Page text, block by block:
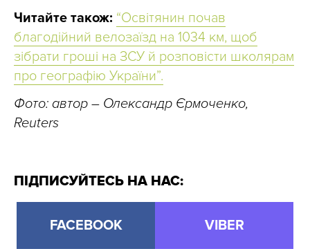
Читайте також: “Освітянин почав
благодійний велозаїзд на 1034 км, щоб
зібрати гроші на ЗСУ й розповісти школярам
про географію України”.
Фото: автор – Олександр Єрмоченко,
Reuters
ПІДПИСУЙТЕСЬ НА НАС:
FACEBOOK VIBER